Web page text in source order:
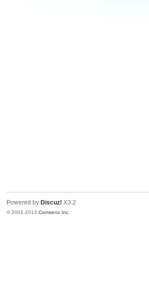
Powered by Discuz! X3.2
© 2001-2013Comsenz Inc.